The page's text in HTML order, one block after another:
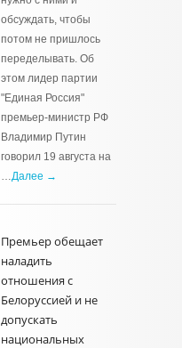
обсуждать, чтобы
потом не пришлось
переделывать. Об
этом лидер партии
"Единая Россия"
премьер-министр РФ
Владимир Путин
говорил 19 августа на
…Далее →
Премьер обещает
наладить
отношения с
Белоруссией и не
допускать
национальных